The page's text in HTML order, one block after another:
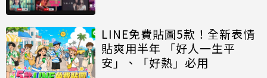
LINE免費貼圖5款！全新表情
貼爽用半年 「好人一生平
安」、「好熱」必用